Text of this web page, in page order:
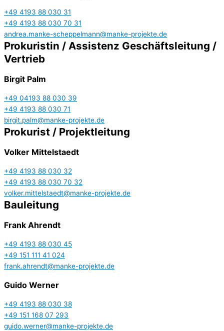
+49 4193 88 030 31
+49 4193 88 030 70 31
andrea.manke-scheppelmann@manke-projekte.de
Prokuristin / Assistenz Geschäftsleitung /
Vertrieb
Birgit Palm
+49 04193 88 030 39
+49 4193 88 030 71
birgit.palm@manke-projekte.de
Prokurist / Projektleitung
Volker Mittelstaedt
+49 4193 88 030 32
+49 4193 88 030 70 32
volker.mittelstaedt@manke-projekte.de
Bauleitung
Frank Ahrendt
+49 4193 88 030 45
+49 151 111 41 024
frank.ahrendt@manke-projekte.de
Guido Werner
+49 4193 88 030 38
+49 151 168 07 293
guido.werner@manke-projekte.de